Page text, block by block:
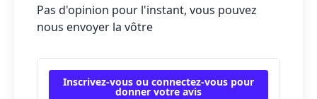
Pas d'opinion pour l'instant, vous pouvez
nous envoyer la vôtre
Inscrivez-vous ou connectez-vous pour
donner votre avis